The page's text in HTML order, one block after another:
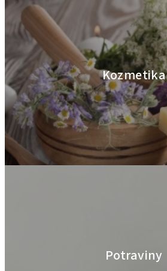
Kozmetika
Potraviny